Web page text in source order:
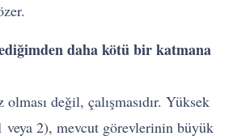
daha kötü bir katmana
olması değil, çalışmasıdır. Yüksek
veya 2), mevcut görevlerinin büyük